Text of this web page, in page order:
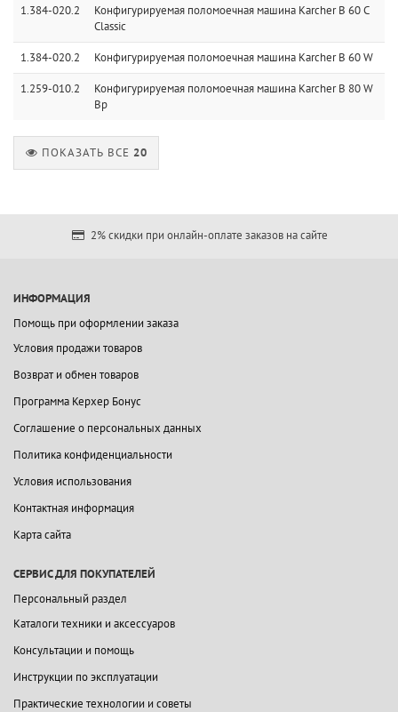
1.384-020.2
Конфигурируемая поломоечная машина Karcher B 60 C
Classic
1.384-020.2 Конфигурируемая поломоечная машина Karcher B 60 W
1.259-010.2
Конфигурируемая поломоечная машина Karcher B 80 W
Bp
ПОКАЗАТЬ ВСЕ 20
2% скидки при онлайн-оплате заказов на сайте
ИНФОРМАЦИЯ
Помощь при оформлении заказа
Условия продажи товаров
Возврат и обмен товаров
Программа Керхер Бонус
Соглашение о персональных данных
Политика конфиденциальности
Условия использования
Контактная информация
Карта сайта
СЕРВИС ДЛЯ ПОКУПАТЕЛЕЙ
Персональный раздел
Каталоги техники и аксессуаров
Консультации и помощь
Инструкции по эксплуатации
Практические технологии и советы